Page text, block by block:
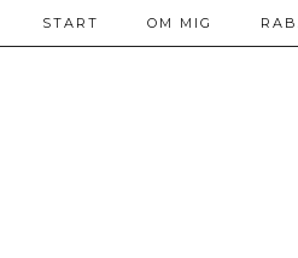
START OM MIG